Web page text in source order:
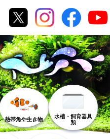
熱帯魚や生き物
水槽・飼育器具
類